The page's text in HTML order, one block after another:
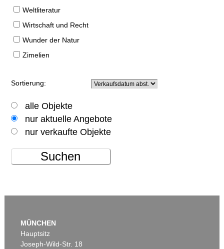
Weltliteratur
Wirtschaft und Recht
Wunder der Natur
Zimelien
Sortierung:
alle Objekte
nur aktuelle Angebote
nur verkaufte Objekte
Suchen
MÜNCHEN
Hauptsitz
Joseph-Wild-Str. 18